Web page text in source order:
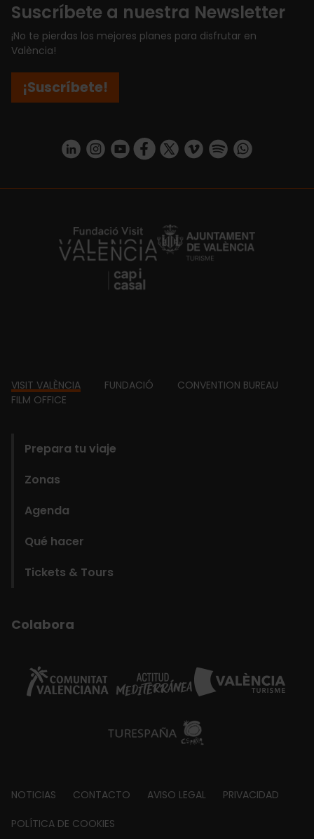
Suscríbete a nuestra Newsletter
¡No te pierdas los mejores planes para disfrutar en
València!
¡Suscríbete!
https://www.linkedin.com/company/turismo-valencia/mycompany/
https://www.instagram.com/visit_valencia/
https://www.youtube.com/user/
https://www.facebook.com/
https://twitter.com/
https://vimeo.com/
https://https://api.whatsapp.com/
https://fundacion.visitvalencia.com/
Footer
VISIT VALÈNCIA FUNDACIÓ
CONVENTION BUREAU
FILM OFFICE
Prepara tu viaje
Zonas
Agenda
Qué hacer
Tickets & Tours
Colabora
Footer
about
NOTICIAS CONTACTO AVISO LEGAL PRIVACIDAD
POLÍTICA DE COOKIES